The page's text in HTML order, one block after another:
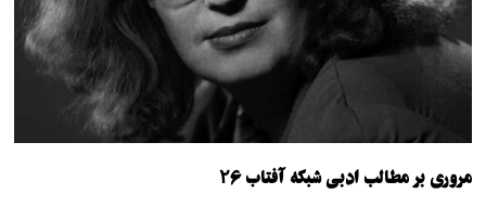
مروری بر مطالب ادبی شبکه آفتاب ۲۶